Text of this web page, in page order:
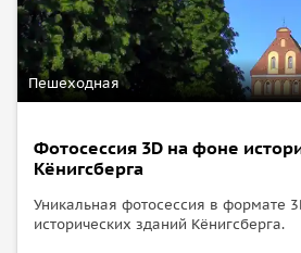
Пешеходная
Фотосеcсия 3D на фоне
Кёнигсберга
Уникальная фотосеcсия в формате
исторических зданий Кёнигсберга.